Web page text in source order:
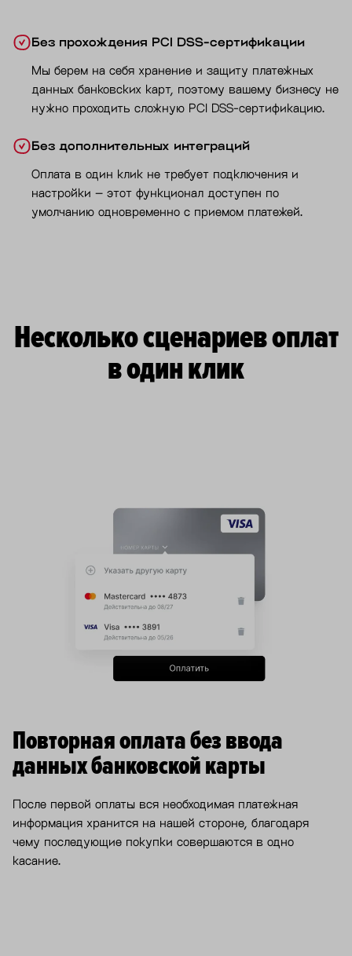
Без прохождения PCI DSS-сертификации
Мы берем на себя хранение и защиту платежных
данных банковских карт, поэтому вашему бизнесу не
нужно проходить сложную PCI DSS-сертификацию.
Без дополнительных интеграций
Оплата в один клик не требует подключения и
настройки – этот функционал доступен по
умолчанию одновременно с приемом платежей.
Несколько сценариев оплат
в один клик
Повторная оплата без ввода
данных банковской карты
После первой оплаты вся необходимая платежная
информация хранится на нашей стороне, благодаря
чему последующие покупки совершаются в одно
касание.